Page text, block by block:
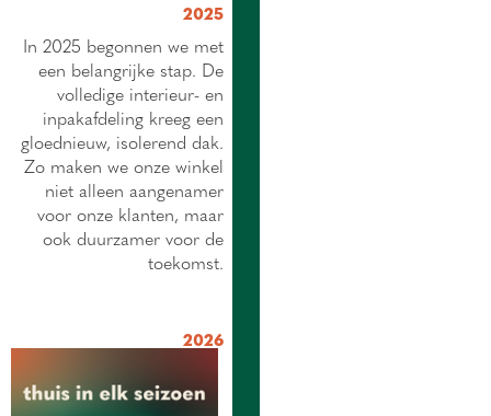
2025
In 2025 begonnen we met
een belangrijke stap. De
volledige interieur- en
inpakafdeling kreeg een
gloednieuw, isolerend dak.
Zo maken we onze winkel
niet alleen aangenamer
voor onze klanten, maar
ook duurzamer voor de
toekomst.
2026